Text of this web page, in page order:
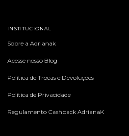
INSTITUCIONAL
Sobre a Adrianak
Acesse nosso Blog
Política de Trocas e Devoluções
Política de Privacidade
Regulamento Cashback AdrianaK